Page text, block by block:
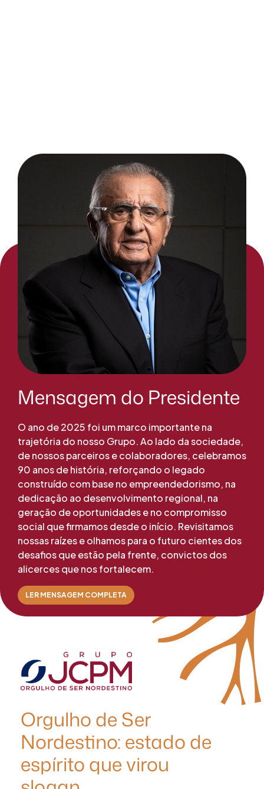
Mensagem do Presidente
O ano de 2025 foi um marco importante na
trajetória do nosso Grupo. Ao lado da sociedade,
de nossos parceiros e colaboradores, celebramos
90 anos de história, reforçando o legado
construído com base no empreendedorismo, na
dedicação ao desenvolvimento regional, na
geração de oportunidades e no compromisso
social que firmamos desde o início. Revisitamos
nossas raízes e olhamos para o futuro cientes dos
desafios que estão pela frente, convictos dos
alicerces que nos fortalecem.
LER MENSAGEM COMPLETA
Orgulho de Ser
Nordestino: estado de
espírito que virou